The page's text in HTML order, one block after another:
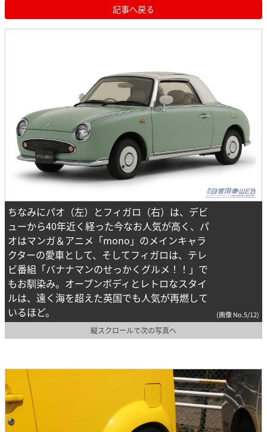
記事へ戻る
ちなみにパオ（左）とフィガロ（右）は、デビ
ューから40年近く経った今なお人気が高く、パ
オはマンガ＆アニメ「mono」のメインキャラ
クターの愛車として、そしてフィガロは、テレ
ビ番組「バナナマンのせっかくグルメ！！」で
もお馴染み。オープンボディとレトロなスタイ
ルは、遠く海を超えた英国でも人気が再燃して
いるほど。
(画像 No.5/12)
縦スクロールで次の写真へ